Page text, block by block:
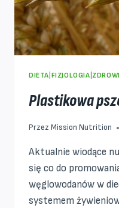
DIETA FIZJOLOGIA |
Plastikowa
Przez Mission Nutrition
Aktualnie wiodące
się co do
węglowodanów w
systemem